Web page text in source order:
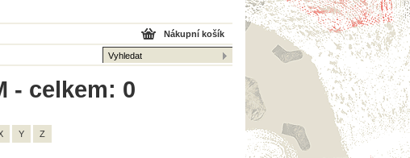
Nákupní košík
- celkem: 0
Y Z